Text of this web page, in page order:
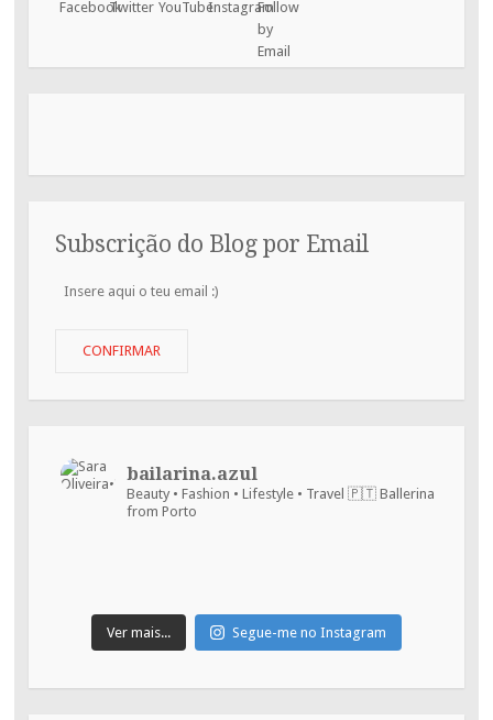
Subscrição do Blog por Email
Insere
CONFIRMAR
bailarina.azul
Beauty • Fashion • Lifestyle • Travel 🇵🇹 Ballerina
from Porto
Ver mais... Segue-me no Instagram